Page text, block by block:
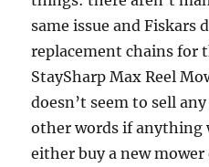
same issue and Fiskars
replacement chains for
StaySharp Max Reel
doesn’t seem to sell
other words if anything
either buy a new